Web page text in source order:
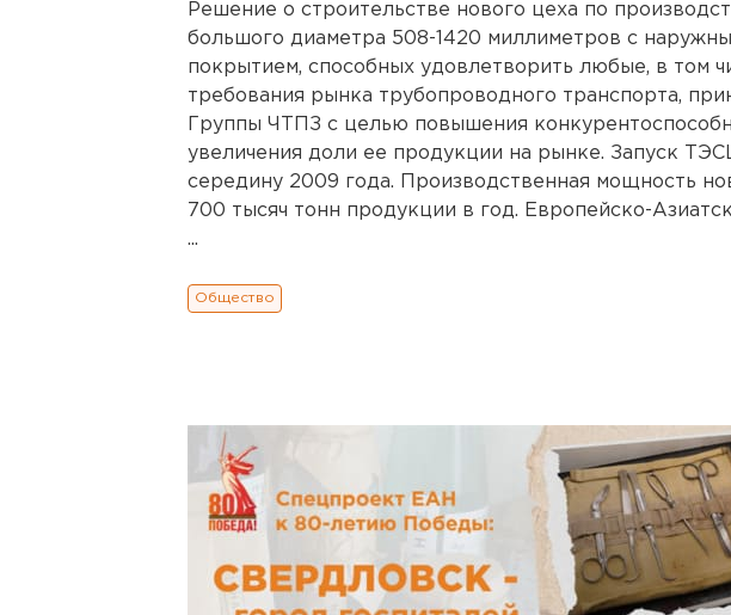
Решение о строительстве нового цеха по
большого диаметра 508-1420 миллиметров с
покрытием, способных удовлетворить любые, в том
требования рынка трубопроводного транспорта,
Группы ЧТПЗ с целью повышения
увеличения доли ее продукции на рынке. Запуск
середину 2009 года. Производственная мощность
700 тысяч тонн продукции в год. Европейско-
...
Общество